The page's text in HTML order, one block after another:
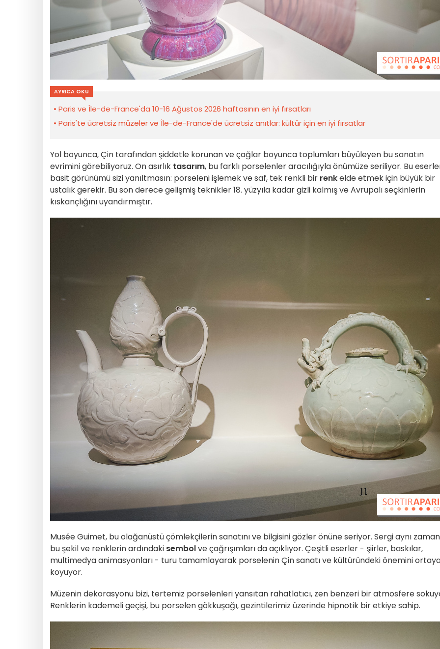
AYRICA OKU
Paris ve Île-de-France'da 10-16 Ağustos 2026 haftasının en iyi fırsatları
Paris'te ücretsiz müzeler ve Île-de-France'de ücretsiz anıtlar: kültür için en iyi fırsatlar
Yol boyunca, Çin tarafından şiddetle korunan ve çağlar boyunca toplumları büyüleyen bu sanatın
evrimini görebiliyoruz. On asırlık tasarım, bu farklı porselenler aracılığıyla önümüze seriliyor. Bu
basit görünümü sizi yanıltmasın: porseleni işlemek ve saf, tek renkli bir renkelde etmek için büyük bir
ustalık gerekir. Bu son derece gelişmiş teknikler 18. yüzyıla kadar gizli kalmış ve Avrupalı seçkinlerin
kıskançlığını uyandırmıştır.
Musée Guimet, bu olağanüstü çömlekçilerin sanatını ve bilgisini gözler önüne seriyor. Sergi aynı
bu şekil ve renklerin ardındaki sembolve çağrışımları da açıklıyor. Çeşitli eserler - şiirler, baskılar,
multimedya animasyonları - turu tamamlayarak porselenin Çin sanatı ve kültüründeki önemini
koyuyor.
Müzenin dekorasyonu bizi, tertemiz porselenleri yansıtan rahatlatıcı, zen benzeri bir atmosfere
Renklerin kademeli geçişi, bu porselen gökkuşağı, gezintilerimiz üzerinde hipnotik bir etkiye sahip.